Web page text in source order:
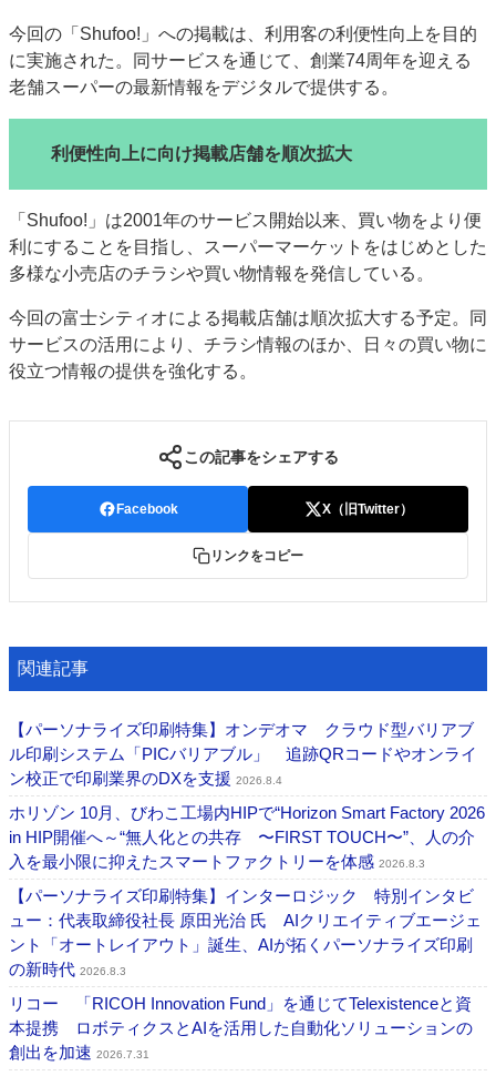
今回の「Shufoo!」への掲載は、利用客の利便性向上を目的
に実施された。同サービスを通じて、創業74周年を迎える
老舗スーパーの最新情報をデジタルで提供する。
利便性向上に向け掲載店舗を順次拡大
「Shufoo!」は2001年のサービス開始以来、買い物をより便
利にすることを目指し、スーパーマーケットをはじめとした
多様な小売店のチラシや買い物情報を発信している。
今回の富士シティオによる掲載店舗は順次拡大する予定。同
サービスの活用により、チラシ情報のほか、日々の買い物に
役立つ情報の提供を強化する。
この記事をシェアする
Facebook X（旧Twitter）
リンクをコピー
関連記事
【パーソナライズ印刷特集】オンデオマ クラウド型バリアブ
ル印刷システム「PICバリアブル」 追跡QRコードやオンライ
ン校正で印刷業界のDXを支援 2026.8.4
ホリゾン 10月、びわこ工場内HIPで“Horizon Smart Factory 2026
in HIP開催へ～“無人化との共存 〜FIRST TOUCH〜”、人の介
入を最小限に抑えたスマートファクトリーを体感 2026.8.3
【パーソナライズ印刷特集】インターロジック 特別インタビ
ュー：代表取締役社長 原田光治 氏 AIクリエイティブエージェ
ント「オートレイアウト」誕生、AIが拓くパーソナライズ印刷
の新時代 2026.8.3
リコー 「RICOH Innovation Fund」を通じてTelexistenceと資
本提携 ロボティクスとAIを活用した自動化ソリューションの
創出を加速 2026.7.31